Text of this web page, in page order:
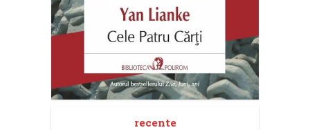
recente